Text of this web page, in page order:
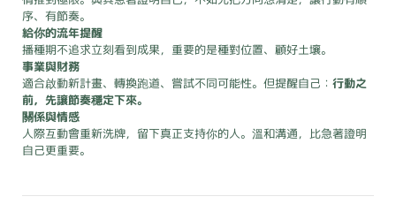
序、有節奏。
給你的流年提醒
播種期不追求立刻看到成果，重要的是種對位置、顧好土壤。
事業與財務
適合啟動新計畫、轉換跑道、嘗試不同可能性。但提醒自己： 行動之
前，先讓節奏穩定下來。
關係與情感
人際互動會重新洗牌，留下真正支持你的人。溫和溝通，比急著證明
自己更重要。